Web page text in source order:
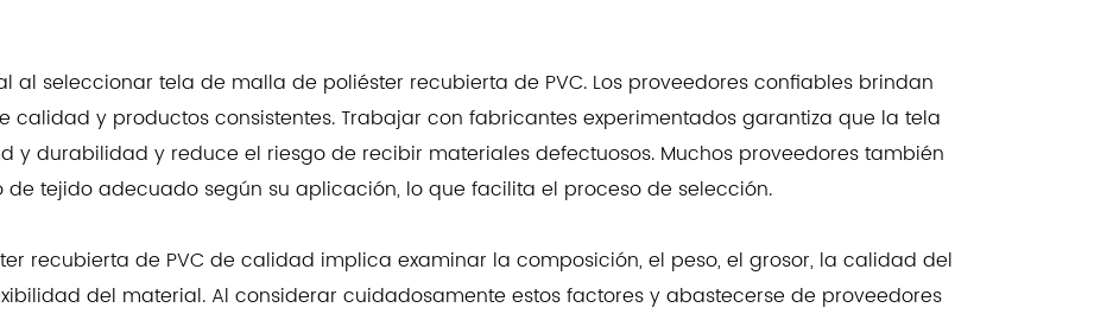
al seleccionar tela de malla de poliéster recubierta de PVC. Los proveedores confiables brindan
y productos consistentes. Trabajar con fabricantes experimentados garantiza que la tela
y durabilidad y reduce el riesgo de recibir materiales defectuosos. Muchos proveedores también
tejido adecuado según su aplicación, lo que facilita el proceso de selección.
recubierta de PVC de calidad implica examinar la composición, el peso, el grosor, la calidad del
del material. Al considerar cuidadosamente estos factores y abastecerse de proveedores